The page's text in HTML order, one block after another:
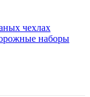
чехлах
наборы